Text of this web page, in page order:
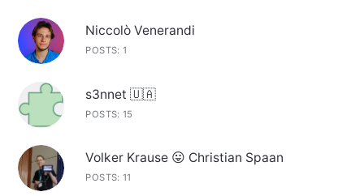
Niccolò Venerandi
POSTS: 1
s3nnet 🇺🇦
POSTS: 15
Volker Krause 😛 Christian Spaan
POSTS: 11